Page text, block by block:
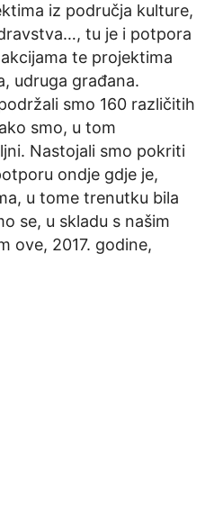
iz područja kulture,
tu je i potpora
te projektima
udruga građana.
smo 160 različitih
smo, u tom
Nastojali smo pokriti
ondje gdje je,
u tome trenutku bila
se, u skladu s našim
ove, 2017. godine,